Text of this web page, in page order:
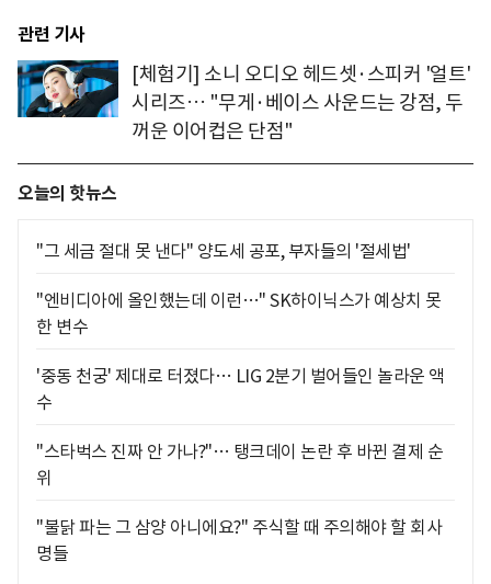
관련 기사
[체험기] 소니 오디오 헤드셋·스피커 '얼트'
시리즈… "무게·베이스 사운드는 강점, 두
꺼운 이어컵은 단점"
오늘의 핫뉴스
"그 세금 절대 못 낸다" 양도세 공포, 부자들의 '절세법'
"엔비디아에 올인했는데 이런…" SK하이닉스가 예상치 못
한 변수
'중동 천궁' 제대로 터졌다… LIG 2분기 벌어들인 놀라운 액
수
"스타벅스 진짜 안 가나?"… 탱크데이 논란 후 바뀐 결제 순
위
"불닭 파는 그 삼양 아니에요?" 주식할 때 주의해야 할 회사
명들